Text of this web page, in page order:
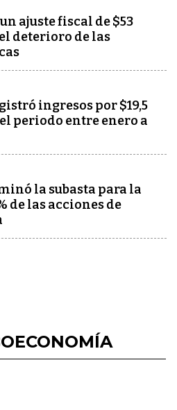
ajuste fiscal de $53
deterioro de las
ingresos por $19,5
periodo entre enero a
la subasta para la
de las acciones de